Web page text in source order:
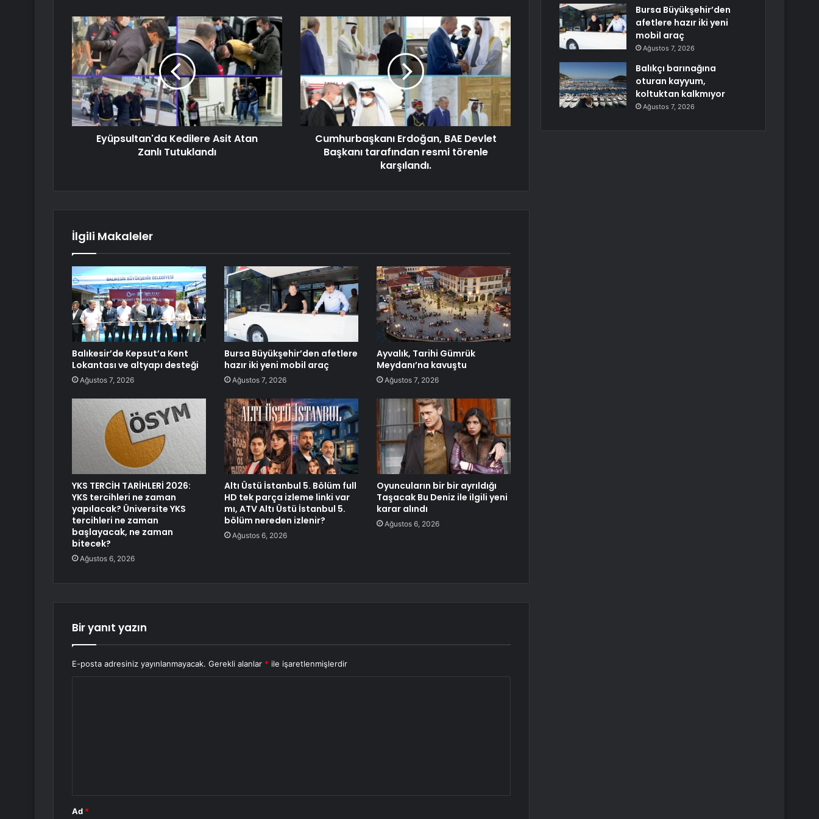
Eyüpsultan'da Kedilere Asit Atan
Zanlı Tutuklandı
Cumhurbaşkanı Erdoğan, BAE Devlet
Başkanı tarafından resmi törenle
karşılandı.
İlgili Makaleler
Balıkesir’de Kepsut’a Kent
Lokantası ve altyapı desteği
Ağustos 7, 2026
Bursa Büyükşehir’den afetlere
hazır iki yeni mobil araç
Ağustos 7, 2026
Ayvalık, Tarihi Gümrük
Meydanı’na kavuştu
Ağustos 7, 2026
YKS TERCİH TARİHLERİ 2026:
YKS tercihleri ne zaman
yapılacak? Üniversite YKS
tercihleri ne zaman
başlayacak, ne zaman
bitecek?
Ağustos 6, 2026
Altı Üstü İstanbul 5. Bölüm full
HD tek parça izleme linki var
mı, ATV Altı Üstü İstanbul 5.
bölüm nereden izlenir?
Ağustos 6, 2026
Oyuncuların bir bir ayrıldığı
Taşacak Bu Deniz ile ilgili yeni
karar alındı
Ağustos 6, 2026
Bir yanıt yazın
E-posta adresiniz yayınlanmayacak. Gerekli alanlar * ile işaretlenmişlerdir
Ad *
Bursa Büyükşehir’den
afetlere hazır iki yeni
mobil araç
Ağustos 7, 2026
Balıkçı barınağına
oturan kayyum,
koltuktan kalkmıyor
Ağustos 7, 2026